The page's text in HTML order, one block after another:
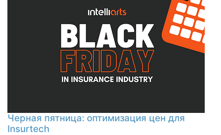
Черная пятница: оптимизация цен для
Insurtech